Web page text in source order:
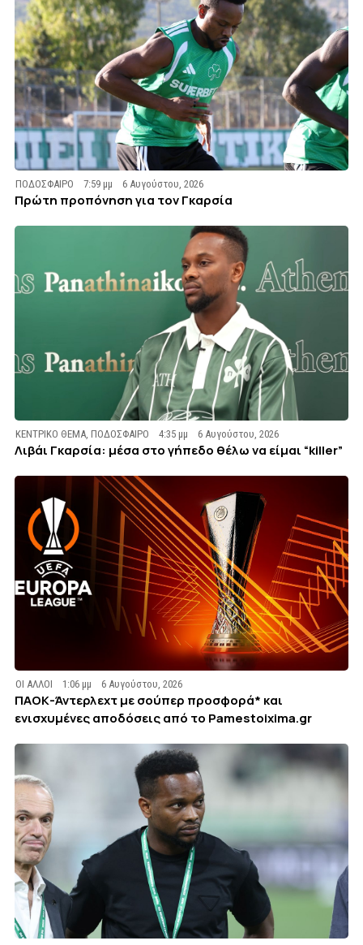
ΠΟΔΟΣΦΑΙΡΟ 7:59 μμ 6 Αυγούστου, 2026
Πρώτη προπόνηση για τον Γκαρσία
ΚΕΝΤΡΙΚΟ ΘΕΜΑ,ΠΟΔΟΣΦΑΙΡΟ 4:35 μμ 6 Αυγούστου, 2026
Λιβάι Γκαρσία: μέσα στο γήπεδο θέλω να είμαι “killer”
ΟΙ ΑΛΛΟΙ 1:06 μμ 6 Αυγούστου, 2026
ΠΑΟΚ-Άντερλεχτ με σούπερ προσφορά* και
ενισχυμένες αποδόσεις από το Pamestoixima.gr